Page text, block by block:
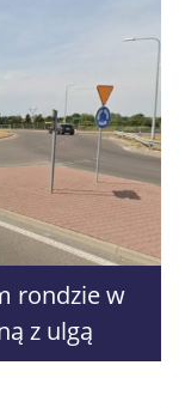
rondzie w
z ulgą